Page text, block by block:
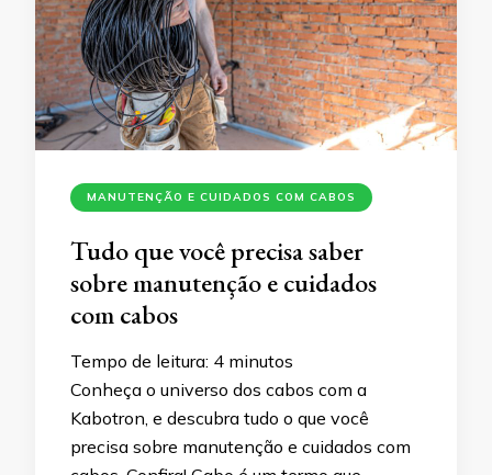
MANUTENÇÃO E CUIDADOS COM CABOS
Tudo que você precisa saber
sobre manutenção e cuidados
com cabos
Tempo de leitura: 4 minutos
Conheça o universo dos cabos com a
Kabotron, e descubra tudo o que você
precisa sobre manutenção e cuidados com